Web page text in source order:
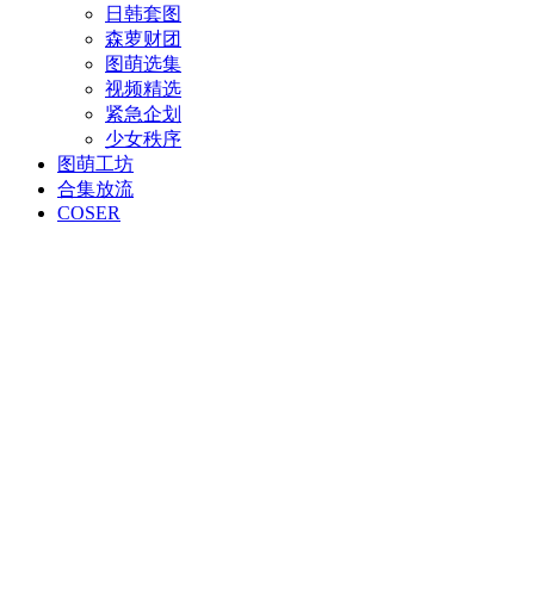
日韩套图
森萝财团
图萌选集
视频精选
紧急企划
少女秩序
图萌工坊
合集放流
COSER